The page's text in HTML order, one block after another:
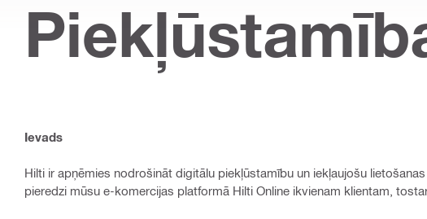
Ievads
Hilti ir apņēmies nodrošināt digitālu piekļūstamību un iekļaujošu
pieredzi mūsu e-komercijas platformā Hilti Online ikvienam klientam,